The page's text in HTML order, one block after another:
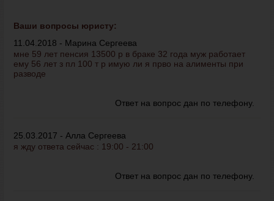
Ваши вопросы юристу:
11.04.2018 - Марина Сергеева
мне 59 лет пенсия 13500 р в браке 32 года муж работает
ему 56 лет з пл 100 т р имую ли я прво на алименты при
разводе
Ответ на вопрос дан по телефону.
25.03.2017 - Алла Сергеева
я жду ответа сейчас : 19:00 - 21:00
Ответ на вопрос дан по телефону.